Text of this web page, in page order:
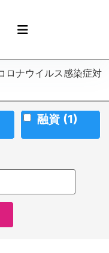
ロナウイルス感染症対
融資 (1)